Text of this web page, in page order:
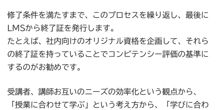
修了条件を満たすまで、このプロセスを繰り返し、最後に
LMSから終了証を発行します。
たとえば、社内向けのオリジナル資格を企画して、それら
の終了証を持っていることでコンピテンシー評価の基準に
するのがお勧めです。
受講者、講師お互いのニーズの効率化という観点から、
「授業に合わせて学ぶ」という考え方から、「学びに合わ